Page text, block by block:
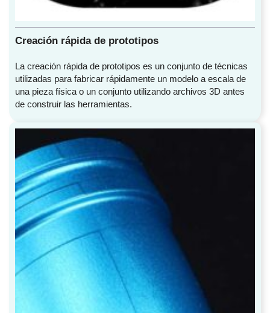
Creación rápida de prototipos
La creación rápida de prototipos es un conjunto de técnicas
utilizadas para fabricar rápidamente un modelo a escala de
una pieza física o un conjunto utilizando archivos 3D antes
de construir las herramientas.